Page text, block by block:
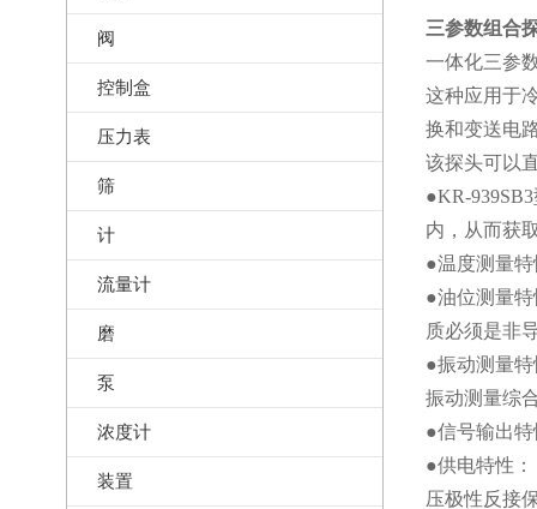
阀
控制盒
压力表
筛
计
流量计
磨
泵
浓度计
装置
三参数组合
一体化三参
这种应用于
换和变送电
该探头可以
●KR-
内，从而获
●温度测量
●油位测量
质必须是非
●振动测量
振动测量综
●信号输出
●供电特性
压极性反接